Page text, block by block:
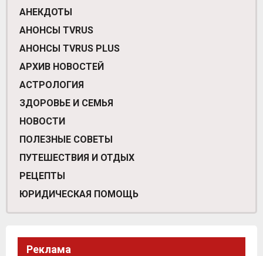
АНЕКДОТЫ
АНОНСЫ TVRUS
АНОНСЫ TVRUS PLUS
АРХИВ НОВОСТЕЙ
АСТРОЛОГИЯ
ЗДОРОВЬЕ И СЕМЬЯ
НОВОСТИ
ПОЛЕЗНЫЕ СОВЕТЫ
ПУТЕШЕСТВИЯ И ОТДЫХ
РЕЦЕПТЫ
ЮРИДИЧЕСКАЯ ПОМОЩЬ
Реклама